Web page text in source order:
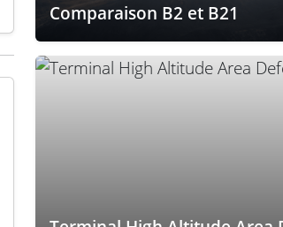
Comparaison B2 et B21